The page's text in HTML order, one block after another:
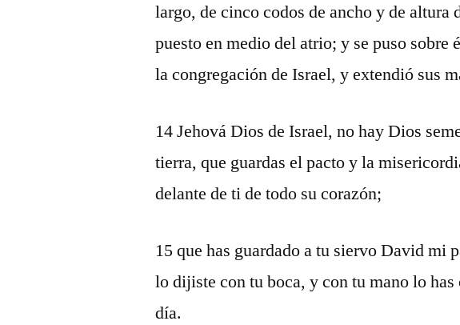
largo, de cinco codos de ancho y de altura
puesto en medio del atrio; y se puso sobre
la congregación de Israel, y extendió sus
14 Jehová Dios de Israel, no hay Dios
tierra, que guardas el pacto y la
delante de ti de todo su corazón;
15 que has guardado a tu siervo David mi
lo dijiste con tu boca, y con tu mano lo
día.